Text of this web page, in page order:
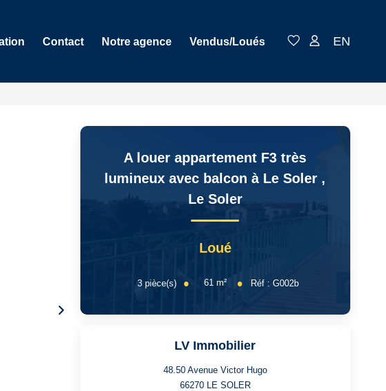
Contact Notre agence Vendus/Loués EN
A louer appartement F3 très
lumineux avec balcon à Le Soler ,
Le Soler
Loué
3 pièce(s) 61 m² Réf : G002b
LV Immobilier
48.50 Avenue Victor Hugo
66270 LE SOLER